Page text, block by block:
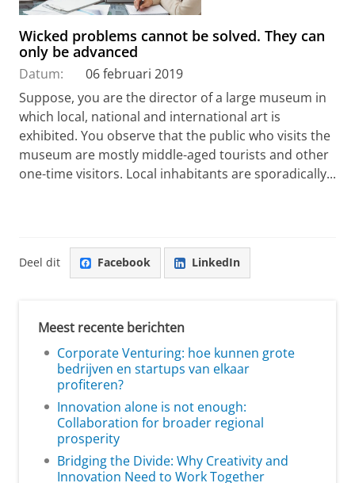
Wicked problems cannot be solved. They can
only be advanced
Datum:
06 februari 2019
Suppose, you are the director of a large museum in
which local, national and international art is
exhibited. You observe that the public who visits the
museum are mostly middle-aged tourists and other
one-time visitors. Local inhabitants are sporadically...
Deel dit Facebook LinkedIn
Meest recente berichten
Corporate Venturing: hoe kunnen grote
bedrijven en startups van elkaar
profiteren?
Innovation alone is not enough:
Collaboration for broader regional
prosperity
Bridging the Divide: Why Creativity and
Innovation Need to Work Together